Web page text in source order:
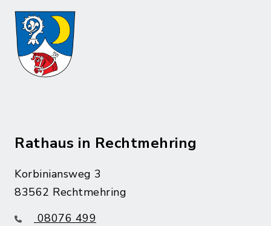
Rathaus in Rechtmehring
Korbiniansweg 3
83562 Rechtmehring
08076 499